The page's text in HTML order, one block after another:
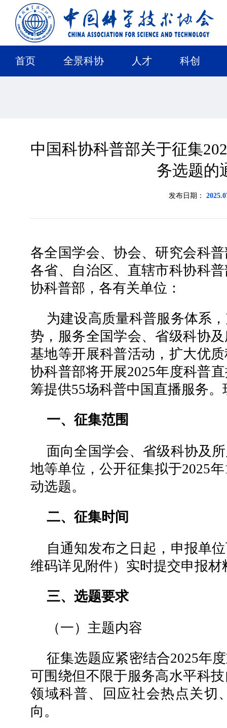
首页 全景科协 人才 科创
中国科协科普部关于征集
务选题的
发布日期：
各全国学会、协会、研究会科
各省、自治区、直辖市科协科
协科普部，各有关单位：
为建设高质量科普服务体系
势，服务全国学会、省级科协
基地等开展科普活动，扩大优
协科普部将开展2025年度科普
筹提供55场科普中国直播服务
一、征集范围
面向全国学会、省级科协及
地等单位，公开征集拟于2025
动选题。
二、征集时间
自通知发布之日起，申报单
维码详见附件）实时提交申报材
三、选题要求
（一）主题内容
征集选题应紧密结合2025年
可围绕但不限于服务高水平科
领域科普、回应社会热点关切
向。